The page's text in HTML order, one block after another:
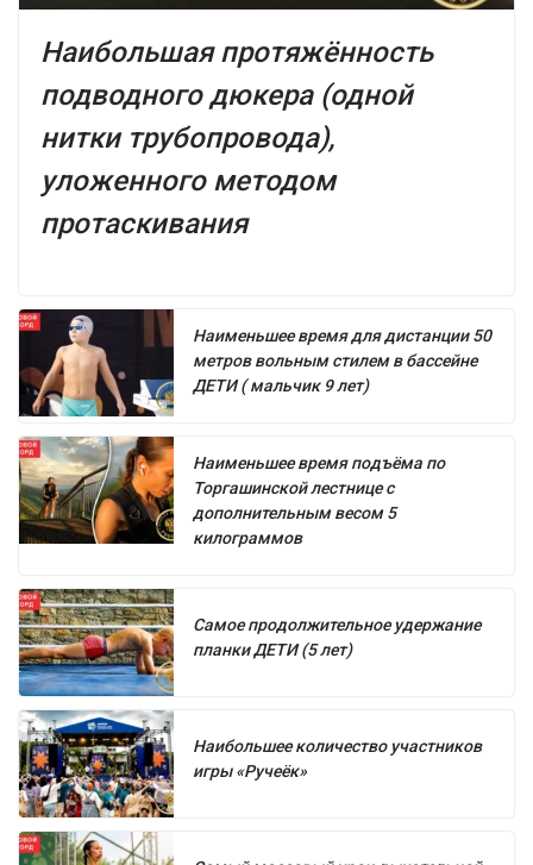
Наибольшая протяжённость
подводного дюкера (одной
нитки трубопровода),
уложенного методом
протаскивания
Наименьшее время для дистанции 50
метров вольным стилем в бассейне
ДЕТИ ( мальчик 9 лет)
Наименьшее время подъёма по
Торгашинской лестнице с
дополнительным весом 5
килограммов
Самое продолжительное удержание
планки ДЕТИ (5 лет)
Наибольшее количество участников
игры «Ручеёк»